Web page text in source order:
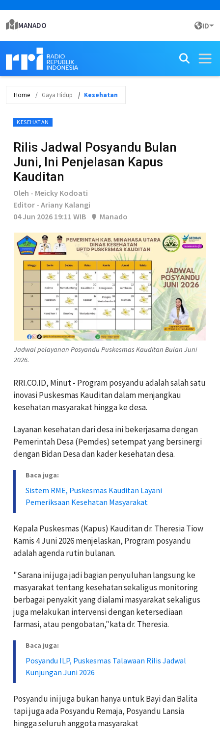
MANADO ID
Home Gaya Hidup Kesehatan
KESEHATAN
Rilis Jadwal Posyandu Bulan
Juni, Ini Penjelasan Kapus
Kauditan
Oleh - Meicky Kodoati
Editor - Ariany Kalangi
04 Jun 2026 19:11 WIB
Manado
Jadwal pelayanan Posyandu Puskesmas Kauditan Bulan Juni
2026.
RRI.CO.ID, Minut - Program posyandu adalah salah satu
inovasi Puskesmas Kauditan dalam menjangkau
kesehatan masyarakat hingga ke desa.
Layanan kesehatan dari desa ini bekerjasama dengan
Pemerintah Desa (Pemdes) setempat yang bersinergi
dengan Bidan Desa dan kader kesehatan desa.
Baca juga:
Sistem RME, Puskesmas Kauditan Layani
Pemeriksaan Kesehatan Masyarakat
Kepala Puskesmas (Kapus) Kauditan dr. Theresia Tiow
Kamis 4 Juni 2026 menjelaskan, Program posyandu
adalah agenda rutin bulanan.
"Sarana ini juga jadi bagian penyuluhan langsung ke
masyarakat tentang kesehatan sekaligus monitoring
berbagai penyakit yang dialami masyarakat sekaligus
juga melakukan intervensi dengan ketersediaan
farmasi, atau pengobatan,"kata dr. Theresia.
Baca juga:
Posyandu ILP, Puskesmas Talawaan Rilis Jadwal
Kunjungan Juni 2026
Posyandu ini juga bukan hanya untuk Bayi dan Balita
tapi juga ada Posyandu Remaja, Posyandu Lansia
hingga seluruh anggota masyarakat